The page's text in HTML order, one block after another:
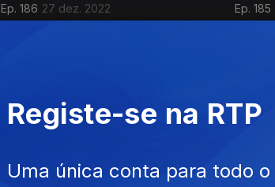
Ep. 186 27 dez. 2022 Ep. 185
Registe-se na RTP
Uma única conta para todo o